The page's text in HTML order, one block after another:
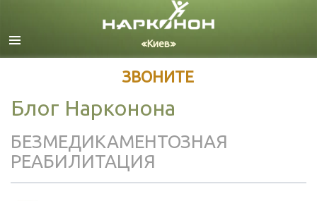
Русский
ЗВОНИТЕ
Блог Нарконона
БЕЗМЕДИКАМЕНТОЗНАЯ
РЕАБИЛИТАЦИЯ